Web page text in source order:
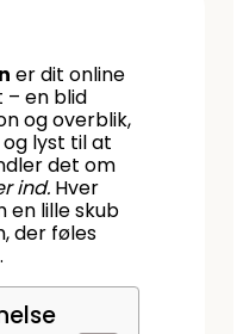
er dit online
– en blid
og overblik,
lyst til at
det om
ind. Hver
lille skub
der føles